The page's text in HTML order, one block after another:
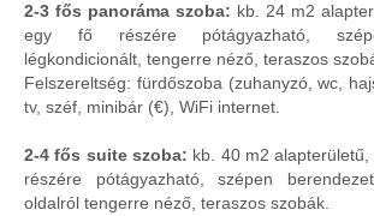
2-3 fős panoráma szoba: kb. 24 m2
egy fő részére pótágyazható,
légkondicionált, tengerre néző, teraszos
Felszereltség: fürdőszoba (zuhanyzó, wc,
tv, széf, minibár (€), WiFi internet.
2-4 fős suite szoba: kb. 40 m2
részére pótágyazható, szépen
oldalról tengerre néző, teraszos szobák.